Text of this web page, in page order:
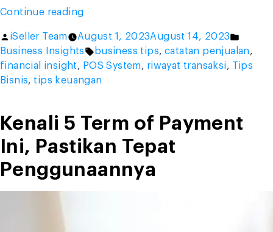
Continue reading“Pentingnya
Transaksi
untuk
Bisnis,
Ini
Fungsinya”
Posted
by
iSeller Team August 1, 2023August 14, 2023
in
Business Insights Tags:
business tips,catatan penjualan,
financial insight, POS System, riwayat transaksi, Tips
Bisnis, tips keuangan
Kenali 5 Term of Payment
Ini, Pastikan Tepat
Penggunaannya